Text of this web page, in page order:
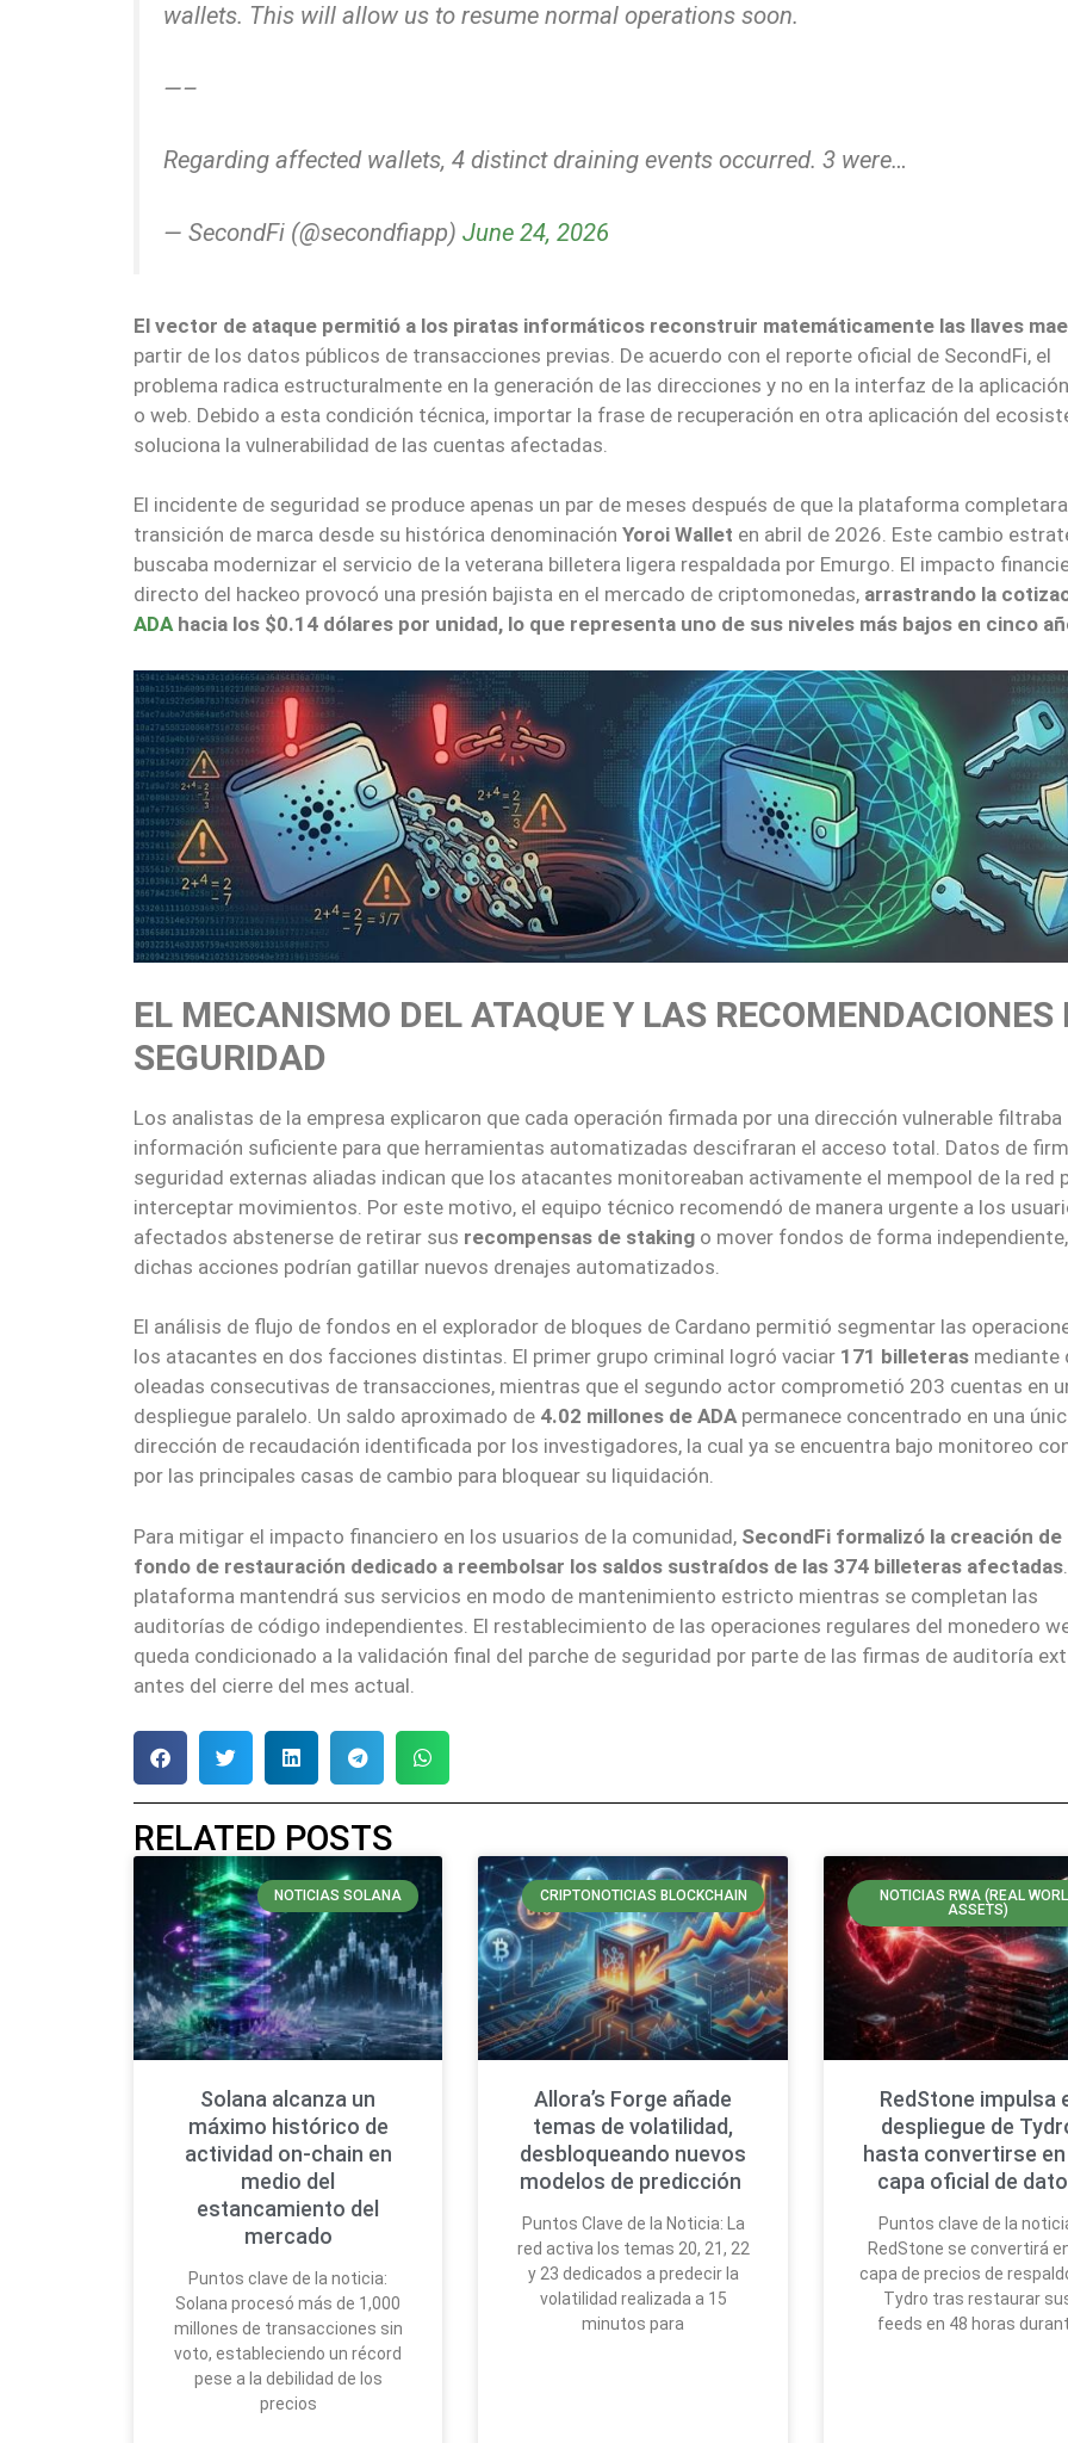
wallets. This will allow us to resume normal operations soon.
—–
Regarding affected wallets, 4 distinct draining events occurred. 3 were…
— SecondFi (@secondfiapp) June 24, 2026
El vector de ataque permitió a los piratas informáticos reconstruir matemáticamente las llaves
partir de los datos públicos de transacciones previas. De acuerdo con el reporte oficial de SecondFi, el
problema radica estructuralmente en la generación de las direcciones y no en la interfaz de la
o web. Debido a esta condición técnica, importar la frase de recuperación en otra aplicación del
soluciona la vulnerabilidad de las cuentas afectadas.
El incidente de seguridad se produce apenas un par de meses después de que la plataforma
transición de marca desde su histórica denominación Yoroi Wallet en abril de 2026. Este cambio
buscaba modernizar el servicio de la veterana billetera ligera respaldada por Emurgo. El impacto
directo del hackeo provocó una presión bajista en el mercado de criptomonedas, arrastrando la
ADAhacia los $0.14 dólares por unidad, lo que representa uno de sus niveles más bajos en cinco
EL MECANISMO DEL ATAQUE Y LAS RECOMENDACIONES
SEGURIDAD
Los analistas de la empresa explicaron que cada operación firmada por una dirección vulnerable filtraba
información suficiente para que herramientas automatizadas descifraran el acceso total. Datos de
seguridad externas aliadas indican que los atacantes monitoreaban activamente el mempool de la red
interceptar movimientos. Por este motivo, el equipo técnico recomendó de manera urgente a los
afectados abstenerse de retirar sus recompensas de staking o mover fondos de forma
dichas acciones podrían gatillar nuevos drenajes automatizados.
El análisis de flujo de fondos en el explorador de bloques de Cardano permitió segmentar las
los atacantes en dos facciones distintas. El primer grupo criminal logró vaciar 171 billeteras mediante
oleadas consecutivas de transacciones, mientras que el segundo actor comprometió 203 cuentas en
despliegue paralelo. Un saldo aproximado de 4.02 millones de ADA permanece concentrado en una
dirección de recaudación identificada por los investigadores, la cual ya se encuentra bajo monitoreo
por las principales casas de cambio para bloquear su liquidación.
Para mitigar el impacto financiero en los usuarios de la comunidad, SecondFi formalizó la creación de
fondo de restauración dedicado a reembolsar los saldos sustraídos de las 374 billeteras afectadas
plataforma mantendrá sus servicios en modo de mantenimiento estricto mientras se completan las
auditorías de código independientes. El restablecimiento de las operaciones regulares del monedero
queda condicionado a la validación final del parche de seguridad por parte de las firmas de auditoría
antes del cierre del mes actual.
RELATED POSTS
NOTICIAS SOLANA
Solana alcanza un
máximo histórico de
actividad on-chain en
medio del
estancamiento del
mercado
Puntos clave de la noticia:
Solana procesó más de 1,000
millones de transacciones sin
voto, estableciendo un récord
pese a la debilidad de los
precios
CRIPTONOTICIAS BLOCKCHAIN
Allora’s Forge añade
temas de volatilidad,
desbloqueando nuevos
modelos de predicción
Puntos Clave de la Noticia: La
red activa los temas 20, 21, 22
y 23 dedicados a predecir la
volatilidad realizada a 15
minutos para
NOTICIAS RWA (REAL
ASSETS)
RedStone impulsa
despliegue de
hasta convertirse
capa oficial de
Puntos clave de la
RedStone se convertirá
capa de precios de
Tydro tras restaurar
feeds en 48 horas